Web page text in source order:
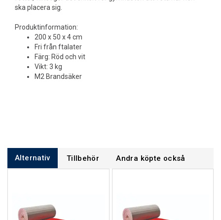
ska placera sig.
Produktinformation:
200 x 50 x 4 cm
Fri från ftalater
Färg: Röd och vit
Vikt: 3 kg
M2 Brandsäker
Alternativ Tillbehör Andra köpte också